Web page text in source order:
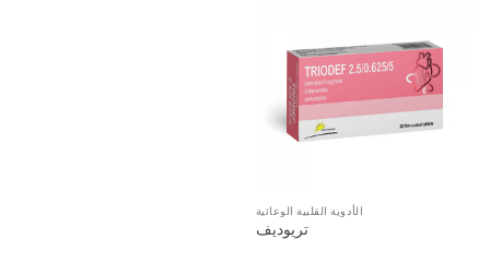
الأدوية القلبية الوعائية
تريوديف